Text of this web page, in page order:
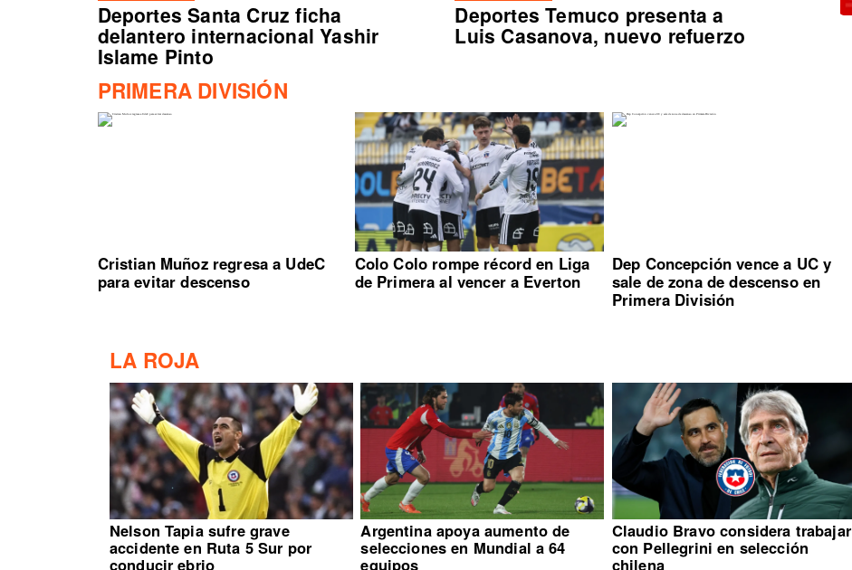
Deportes Santa Cruz ficha
delantero internacional Yashir
Islame Pinto
Deportes Temuco presenta a
Luis Casanova, nuevo refuerzo
PRIMERA DIVISIÓN
Cristian Muñoz regresa a UdeC
para evitar descenso
Colo Colo rompe récord en Liga
de Primera al vencer a Everton
Dep Concepción vence a UC y
sale de zona de descenso en
Primera División
LA ROJA
Nelson Tapia sufre grave
accidente en Ruta 5 Sur por
conducir ebrio
Argentina apoya aumento de
selecciones en Mundial a 64
equipos
Claudio Bravo considera trabajar
con Pellegrini en selección
chilena